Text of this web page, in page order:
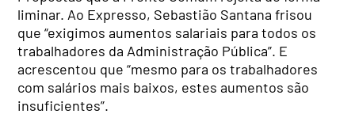
liminar. Ao Expresso, Sebastião Santana frisou
que “exigimos aumentos salariais para todos os
trabalhadores da Administração Pública”. E
acrescentou que “mesmo para os trabalhadores
com salários mais baixos, estes aumentos são
insuficientes”.